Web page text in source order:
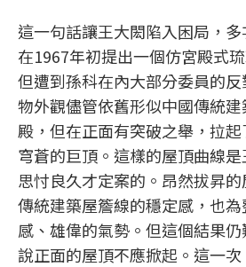
這一句話讓王大閎陷入困局，
在1967年初提出一個仿宮殿式
但遭到孫科在內大部分委員的
物外觀儘管依舊形似中國傳統
殿，但在正面有突破之舉，拉
穹蒼的巨頂。這樣的屋頂曲線是
思忖良久才定案的。昂然拔昇
傳統建築屋簷線的穩定感，也
感、雄偉的氣勢。但這個結果
說正面的屋頂不應掀起。這一